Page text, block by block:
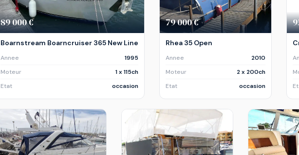
89 000 €
Boarnstream Boarncruiser 365 New Line
Annee
1995
Moteur
1 x 115ch
Etat
occasion
79 000 €
Rhea 35 Open
Annee
2010
Moteur
2 x 200ch
Etat
occasion